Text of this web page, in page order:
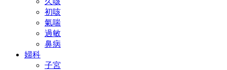
初咳
氣喘
過敏
鼻病
婦科
子宮